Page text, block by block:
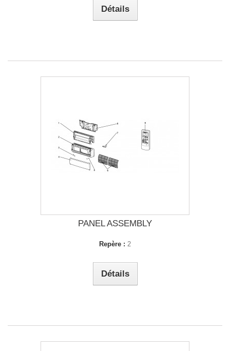
Détails
PANEL ASSEMBLY
Repère : 2
Détails